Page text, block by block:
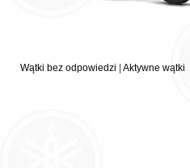
Wątki bez odpowiedzi Aktywne wątki